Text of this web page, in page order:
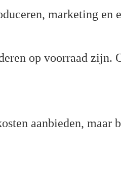
marketing en
op voorraad zijn.
aanbieden, maar